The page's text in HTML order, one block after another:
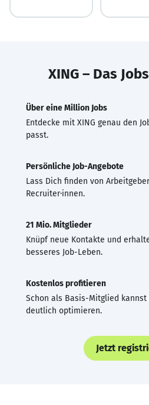
XING – Das
Über eine Million Jobs
Entdecke mit XING genau den
passt.
Persönliche Job-Angebote
Lass Dich finden von
Recruiter·innen.
21 Mio. Mitglieder
Knüpf neue Kontakte und
besseres Job-Leben.
Kostenlos profitieren
Schon als Basis-Mitglied kannst
deutlich optimieren.
Jetzt